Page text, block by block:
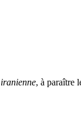
, à paraître